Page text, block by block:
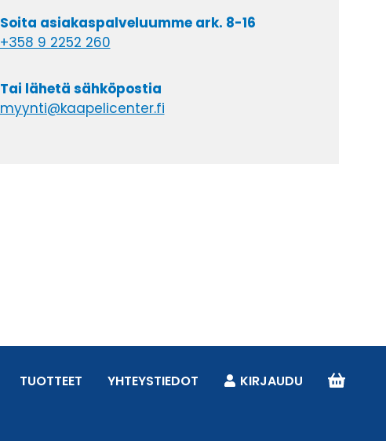
Soita asiakaspalveluumme ark. 8-16
+358 9 2252 260
Tai lähetä sähköpostia
myynti@kaapelicenter.fi
TUOTTEET YHTEYSTIEDOT KIRJAUDU